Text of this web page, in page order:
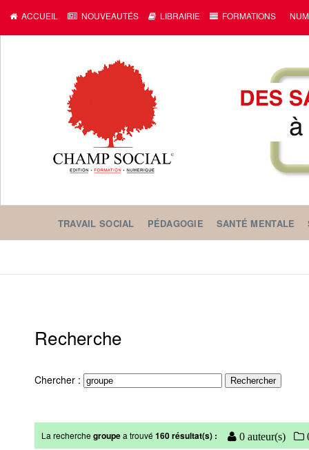
ACCUEIL NOUVEAUTÉS LIBRAIRIE FORMATIONS
TRAVAIL SOCIAL PÉDAGOGIE SANTÉ MENTALE
Recherche
Chercher :
La recherchegroupea trouvé160 résultat(s) : 0 auteur(s)